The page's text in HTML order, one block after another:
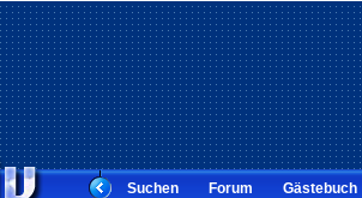
Suchen Forum Gästebuch